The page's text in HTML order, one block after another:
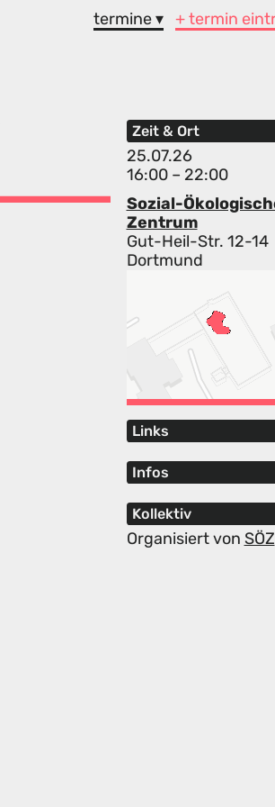
termine ▾ + termin
Zeit & Ort
25.07.26
16:00 – 22:00
Sozial-
Zentrum
Gut-Heil-Str. 12-14
Dortmund
Links
Infos
Kollektiv
Organisiert von SÖZ